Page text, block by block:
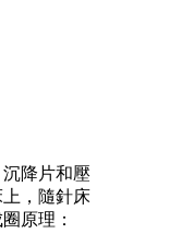
降片和壓
，隨針床
原理：